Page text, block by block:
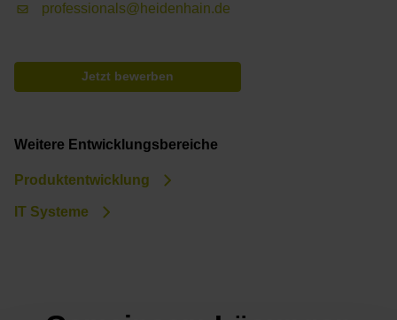
professionals@heidenhain.de
Jetzt bewerben
Weitere Entwicklungsbereiche
Produktentwicklung
IT Systeme